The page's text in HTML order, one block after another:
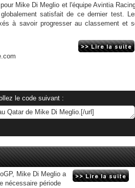
Mike Di Meglio et l'équipe Avintia
satisfait de ce dernier test.
à savoir progresser au classement et
le code suivant :
Mike Di Meglio a
nécessaire période